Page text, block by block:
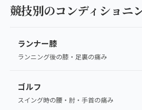
競技別のコンディショニ
ランナー膝
ランニング後の膝・足裏の痛み
ゴルフ
スイング時の腰・肘・手首の痛み